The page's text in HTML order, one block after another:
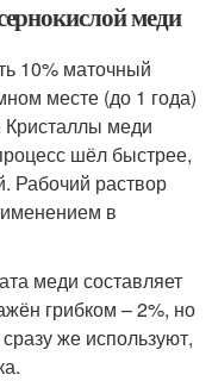
меди
10% маточный
месте (до 1 года)
Кристаллы меди
шёл быстрее,
Рабочий раствор
в
меди составляет
грибком – 2%, но
же используют,